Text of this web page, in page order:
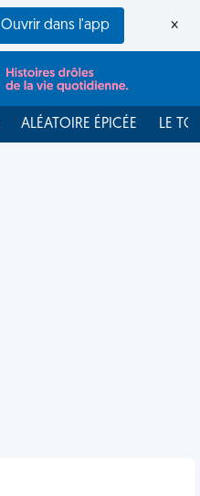
Ouvrir dans l'app ×
ALÉATOIRE ÉPICÉE LE